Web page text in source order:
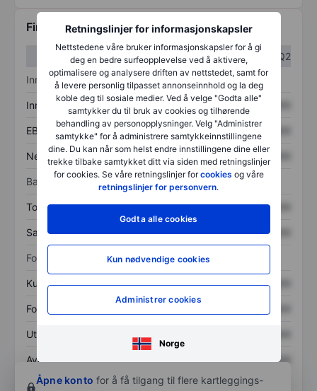
Retningslinjer for informasjonskapsler
Nettstedene våre bruker informasjonskapsler for å gi
deg en bedre surfeopplevelse ved å aktivere,
optimalisere og analysere driften av nettstedet, samt for
å levere personlig tilpasset annonseinnhold og la deg
koble deg til sosiale medier. Ved å velge "Godta alle"
samtykker du til bruk av cookies og tilhørende
behandling av personopplysninger. Velg "Administrer
samtykke" for å administrere samtykkeinnstillingene
dine. Du kan når som helst endre innstillingene dine eller
trekke tilbake samtykket ditt via siden med retningslinjer
for cookies. Se våre retningslinjer forcookies og våre
retningslinjer for personvern.
Godta alle cookies
Kun nødvendige cookies
Administrer cookies
Norge
Finansiell informasjon
Q1
Q2
Inntektsoversikt
Inntekter XXXXXXX XXXXXXX
EBITDA XXXXXXX XXXXXXX
Nettoinntekt XXXXXXX XXXXXXX
Balanse
Totale eiendeler XXXXXXX XXXXXXX
Samlet gjeld XXXXXXX XXXXXXX
Forholdstall
Kurs/salg XXXXXXX XXXXXXX
Fortjeneste per aksje
Utbytte per aksje
Avkastning på
egenkapital
XXXXXXX
XXXXXXX
Åpne konto for å få tilgang til flere kartleggings-